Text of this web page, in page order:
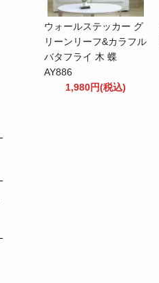
ウォールステッカー グ
リーンリーフ&カラフル
バタフライ 木 蝶
AY886
1,980円(税込)